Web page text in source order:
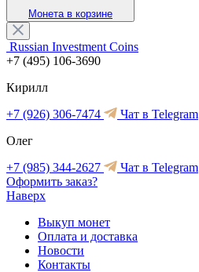
Монета в корзине
Russian Investment Coins
+7 (495) 106-3690
Кирилл
+7 (926) 306-7474
Чат в Telegram
Олег
+7 (985) 344-2627
Чат в Telegram
Оформить заказ?
Наверх
Выкуп монет
Оплата и доставка
Новости
Контакты